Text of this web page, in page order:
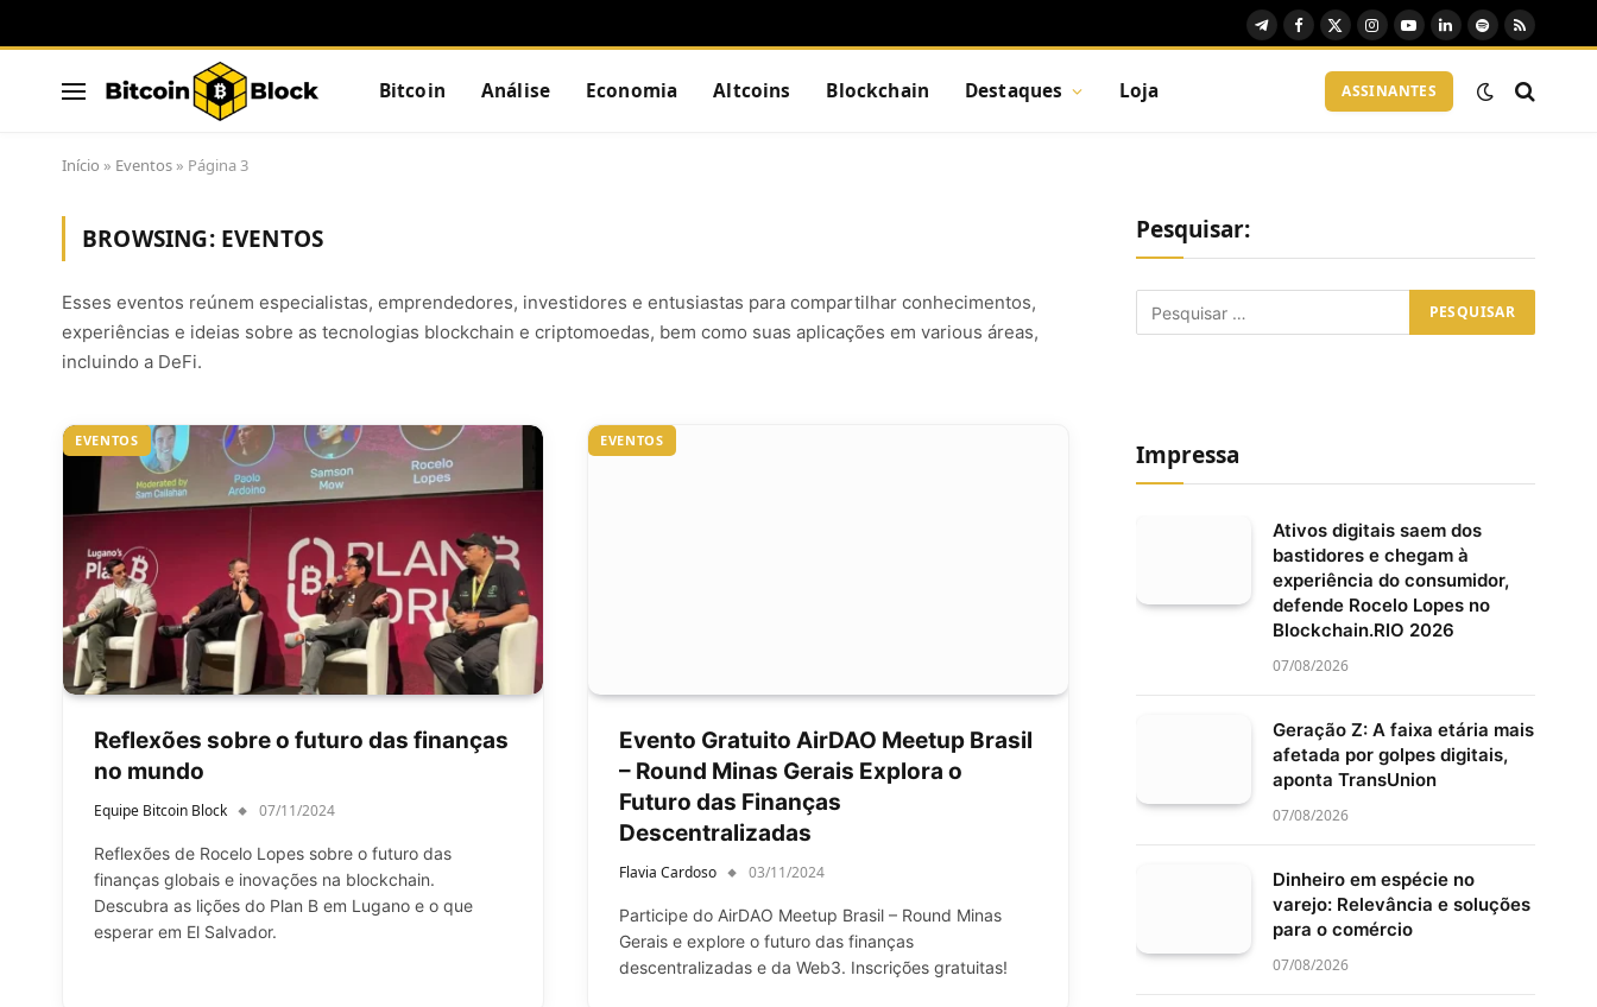
TelegramFacebook
X
Instagram
YouTubeLinkedIn
Spotify
RSS
Bitcoin Análise Economia Altcoins Blockchain Destaques Loja ASSINANTES
Início » Eventos » Página 3
BROWSING: EVENTOS
Esses eventos reúnem especialistas, emprendedores, investidores e entusiastas para compartilhar conhecimentos,
experiências e ideias sobre as tecnologias blockchain e criptomoedas, bem como suas aplicações em various áreas,
incluindo a DeFi.
EVENTOS
Reflexões sobre o futuro das finanças
no mundo
Equipe Bitcoin Block 07/11/2024
Reflexões de Rocelo Lopes sobre o futuro das
finanças globais e inovações na blockchain.
Descubra as lições do Plan B em Lugano e o que
esperar em El Salvador.
EVENTOS
Evento Gratuito AirDAO Meetup Brasil
– Round Minas Gerais Explora o
Futuro das Finanças
Descentralizadas
Flavia Cardoso 03/11/2024
Participe do AirDAO Meetup Brasil – Round Minas
Gerais e explore o futuro das finanças
descentralizadas e da Web3. Inscrições gratuitas!
Pesquisar:
Impressa
Ativos digitais saem dos
bastidores e chegam à
experiência do consumidor,
defende Rocelo Lopes no
Blockchain.RIO 2026
07/08/2026
Geração Z: A faixa etária mais
afetada por golpes digitais,
aponta TransUnion
07/08/2026
Dinheiro em espécie no
varejo: Relevância e soluções
para o comércio
07/08/2026